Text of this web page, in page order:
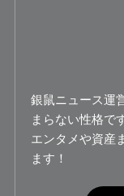
銀鼠ニュース運
まらない性格で
エンタメや資産
ます！